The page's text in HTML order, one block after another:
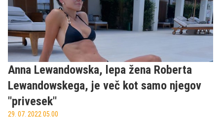
Anna Lewandowska, lepa žena Roberta
Lewandowskega, je več kot samo njegov
''privesek''
29. 07. 2022 05.00